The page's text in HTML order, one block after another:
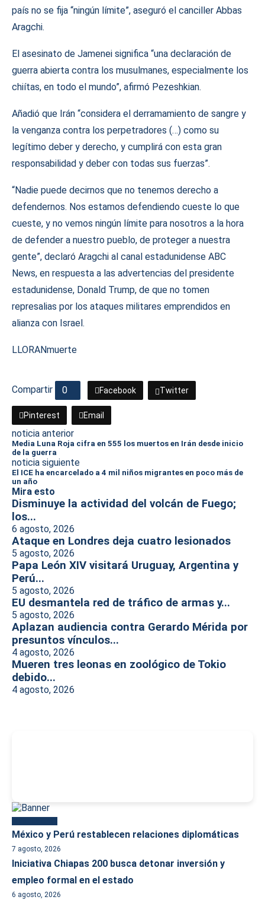
país no se fija “ningún límite”, aseguró el canciller Abbas
Aragchi.
El asesinato de Jamenei significa “una declaración de
guerra abierta contra los musulmanes, especialmente los
chiítas, en todo el mundo”, afirmó Pezeshkian.
Añadió que Irán “considera el derramamiento de sangre y
la venganza contra los perpetradores (…) como su
legítimo deber y derecho, y cumplirá con esta gran
responsabilidad y deber con todas sus fuerzas”.
“Nadie puede decirnos que no tenemos derecho a
defendernos. Nos estamos defendiendo cueste lo que
cueste, y no vemos ningún límite para nosotros a la hora
de defender a nuestro pueblo, de proteger a nuestra
gente”, declaró Aragchi al canal estadunidense ABC
News, en respuesta a las advertencias del presidente
estadunidense, Donald Trump, de que no tomen
represalias por los ataques militares emprendidos en
alianza con Israel.
LLORANmuerte
Compartir 0 Facebook Twitter
Pinterest Email
noticia anterior
Media Luna Roja cifra en 555 los muertos en Irán desde inicio
de la guerra
noticia siguiente
El ICE ha encarcelado a 4 mil niños migrantes en poco más de
un año
Mira esto
Disminuye la actividad del volcán de Fuego;
los...
6 agosto, 2026
Ataque en Londres deja cuatro lesionados
5 agosto, 2026
Papa León XIV visitará Uruguay, Argentina y
Perú...
5 agosto, 2026
EU desmantela red de tráfico de armas y...
5 agosto, 2026
Aplazan audiencia contra Gerardo Mérida por
presuntos vínculos...
4 agosto, 2026
Mueren tres leonas en zoológico de Tokio
debido...
4 agosto, 2026
México y Perú restablecen relaciones diplomáticas
7 agosto, 2026
Iniciativa Chiapas 200 busca detonar inversión y
empleo formal en el estado
6 agosto, 2026